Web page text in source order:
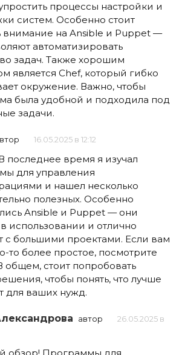
процессы настройки и
систем. Особенно стоит
внимание на Ansible и Puppet —
автоматизировать
задач. Также хорошим
является Chef, который гибко
окружение. Важно, чтобы
была удобной и подходила под
задачи.
16.05.2025 в 12:12
последнее время я изучал
для управления
и нашел несколько
полезных. Особенно
Ansible и Puppet — они
использовании и отлично
с большими проектами. Если вам
то более простое, посмотрите
общем, стоит попробовать
чтобы понять, что лучше
для ваших нужд.
автор
26.05.2025 в